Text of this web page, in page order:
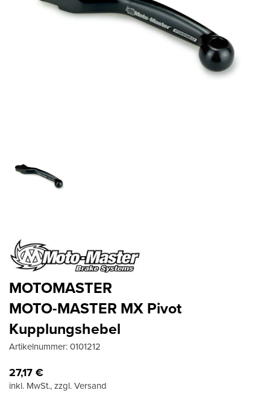
MOTOMASTER
MOTO-MASTER MX Pivot
Kupplungshebel
Artikelnummer:0101212
27,17€
inkl. MwSt., zzgl. Versand